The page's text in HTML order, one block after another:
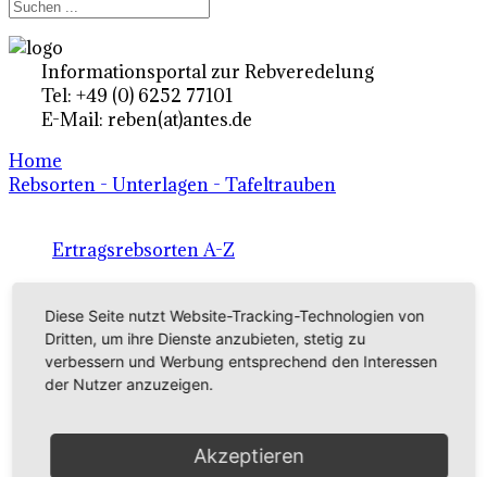
Informationsportal zur Rebveredelung
Tel: +49 (0) 6252 77101
E-Mail: reben(at)antes.de
Home
Rebsorten - Unterlagen - Tafeltrauben
Ertragsrebsorten A-Z
Rebsorten international
externe Links
Tafeltraubensorten
Diese Seite nutzt Website-Tracking-Technologien von
Dritten, um ihre Dienste anzubieten, stetig zu
verbessern und Werbung entsprechend den Interessen
der Nutzer anzuzeigen.
Akzeptieren